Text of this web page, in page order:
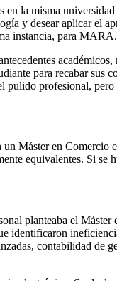
la misma
y desear aplicar el
instancia, para MARA.
para recabar sus
pulido profesional,
Máster en Comercio
equivalentes. Si se
planteaba el Máster
identificaron
contabilidad de